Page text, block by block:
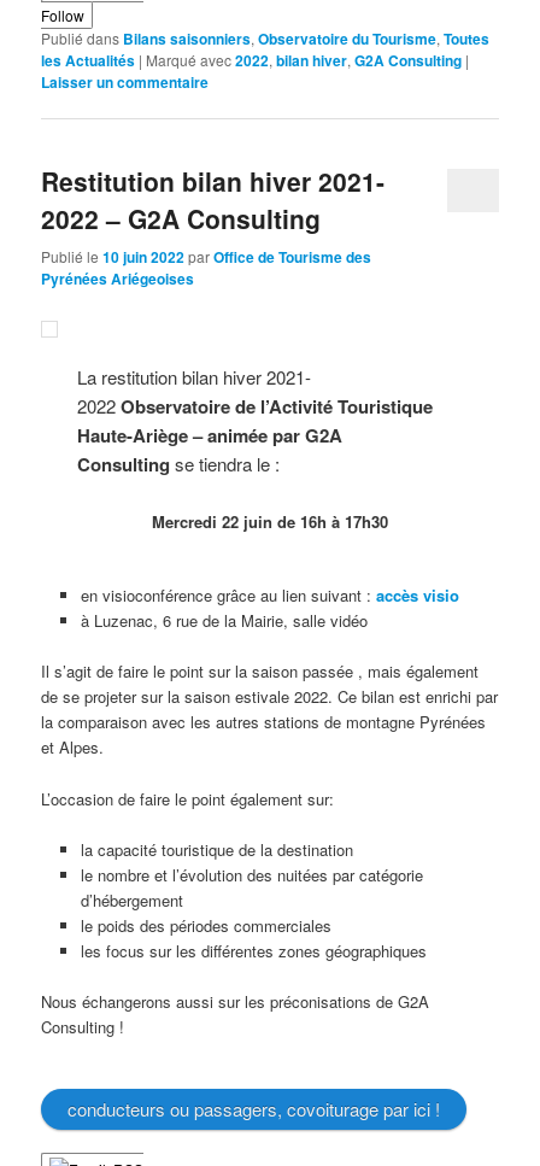
Follow
Publié dans Bilans saisonniers,Observatoire du Tourisme,Toutes
les Actualités | Marqué avec2022,bilan hiver,G2A Consulting |
Laisser un commentaire
Restitution bilan hiver 2021-
2022 – G2A Consulting
Publié le10 juin 2022parOffice de Tourisme des
Pyrénées Ariégeoises
La restitution bilan hiver 2021-
2022Observatoire de l’Activité Touristique
Haute-Ariège – animée par G2A
Consulting se tiendra le :
Mercredi 22 juin de 16h à 17h30
en visioconférence grâce au lien suivant : accès visio
à Luzenac, 6 rue de la Mairie, salle vidéo
Il s’agit de faire le point sur la saison passée , mais également
de se projeter sur la saison estivale 2022. Ce bilan est enrichi par
la comparaison avec les autres stations de montagne Pyrénées
et Alpes.
L’occasion de faire le point également sur:
la capacité touristique de la destination
le nombre et l’évolution des nuitées par catégorie
d’hébergement
le poids des périodes commerciales
les focus sur les différentes zones géographiques
Nous échangerons aussi sur les préconisations de G2A
Consulting !
conducteurs ou passagers, covoiturage par ici !